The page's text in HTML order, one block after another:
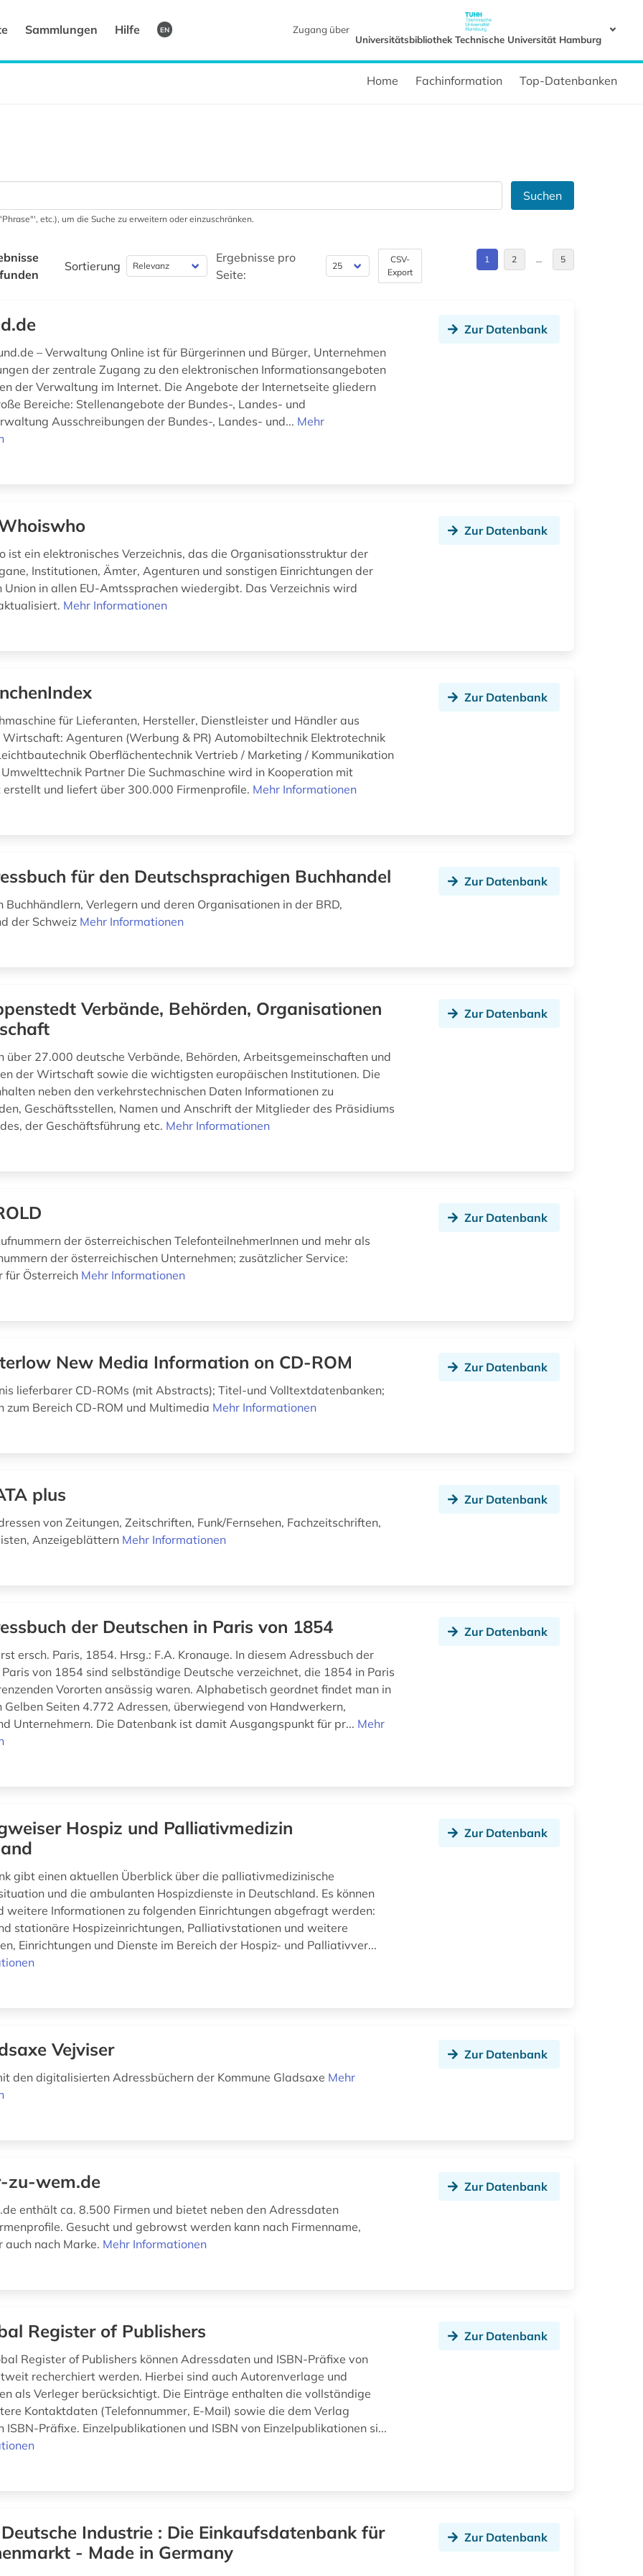
Sammlungen Hilfe EN
Zugang über
Universitätsbibliothek Technische Universität Hamburg
Home Fachinformation Top-Datenbanken
Suchen
etc.), um die Suche zu erweitern oder einzuschränken.
Sortierung
Ergebnisse pro
Seite:
CSV-
Export
1 2 … 5
– Verwaltung Online ist für Bürgerinnen und Bürger, Unternehmen
der zentrale Zugang zu den elektronischen Informationsangeboten
der Verwaltung im Internet. Die Angebote der Internetseite gliedern
Bereiche: Stellenangebote der Bundes-, Landes- und
Ausschreibungen der Bundes-, Landes- und... Mehr
Zur Datenbank
ist ein elektronisches Verzeichnis, das die Organisationsstruktur der
Institutionen, Ämter, Agenturen und sonstigen Einrichtungen der
Union in allen EU-Amtssprachen wiedergibt. Das Verzeichnis wird
Mehr Informationen
Zur Datenbank
für Lieferanten, Hersteller, Dienstleister und Händler aus
Wirtschaft: Agenturen (Werbung & PR) Automobiltechnik Elektrotechnik
Oberflächentechnik Vertrieb / Marketing / Kommunikation
Partner Die Suchmaschine wird in Kooperation mit
und liefert über 300.000 Firmenprofile. Mehr Informationen
Zur Datenbank
für den Deutschsprachigen Buchhandel
Buchhändlern, Verlegern und deren Organisationen in der BRD,
der Schweiz Mehr Informationen
Zur Datenbank
Verbände, Behörden, Organisationen
über 27.000 deutsche Verbände, Behörden, Arbeitsgemeinschaften und
der Wirtschaft sowie die wichtigsten europäischen Institutionen. Die
neben den verkehrstechnischen Daten Informationen zu
Geschäftsstellen, Namen und Anschrift der Mitglieder des Präsidiums
der Geschäftsführung etc. Mehr Informationen
Zur Datenbank
der österreichischen TelefonteilnehmerInnen und mehr als
der österreichischen Unternehmen; zusätzlicher Service:
für Österreich Mehr Informationen
Zur Datenbank
New Media Information on CD-ROM
lieferbarer CD-ROMs (mit Abstracts); Titel-und Volltextdatenbanken;
zum Bereich CD-ROM und Multimedia Mehr Informationen
Zur Datenbank
plus
von Zeitungen, Zeitschriften, Funk/Fernsehen, Fachzeitschriften,
Anzeigeblättern Mehr Informationen
Zur Datenbank
der Deutschen in Paris von 1854
ersch. Paris, 1854. Hrsg.: F.A. Kronauge. In diesem Adressbuch der
Paris von 1854 sind selbständige Deutsche verzeichnet, die 1854 in Paris
Vororten ansässig waren. Alphabetisch geordnet findet man in
Gelben Seiten 4.772 Adressen, überwiegend von Handwerkern,
Unternehmern. Die Datenbank ist damit Ausgangspunkt für pr... Mehr
Zur Datenbank
Hospiz und Palliativmedizin
gibt einen aktuellen Überblick über die palliativmedizinische
und die ambulanten Hospizdienste in Deutschland. Es können
weitere Informationen zu folgenden Einrichtungen abgefragt werden:
stationäre Hospizeinrichtungen, Palliativstationen und weitere
Einrichtungen und Dienste im Bereich der Hospiz- und Palliativver...
Zur Datenbank
Vejviser
den digitalisierten Adressbüchern der Kommune Gladsaxe Mehr
Zur Datenbank
zu-wem.de
enthält ca. 8.500 Firmen und bietet neben den Adressdaten
Gesucht und gebrowst werden kann nach Firmenname,
auch nach Marke. Mehr Informationen
Zur Datenbank
Register of Publishers
Register of Publishers können Adressdaten und ISBN-Präfixe von
recherchiert werden. Hierbei sind auch Autorenverlage und
als Verleger berücksichtigt. Die Einträge enthalten die vollständige
Kontaktdaten (Telefonnummer, E-Mail) sowie die dem Verlag
ISBN-Präfixe. Einzelpublikationen und ISBN von Einzelpublikationen si...
Zur Datenbank
Industrie : Die Einkaufsdatenbank für
- Made in Germany
Zur Datenbank